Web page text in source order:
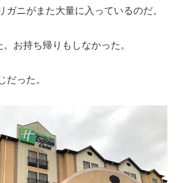
ガニがまた大量に入っているのだ。
お持ち帰りもしなかった。
だった。